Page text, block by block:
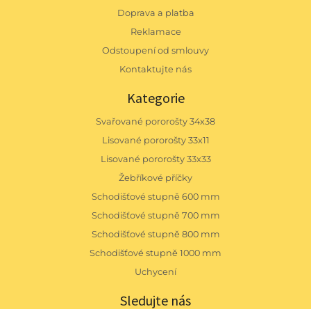
Doprava a platba
Reklamace
Odstoupení od smlouvy
Kontaktujte nás
Kategorie
Svařované pororošty 34x38
Lisované pororošty 33x11
Lisované pororošty 33x33
Žebříkové příčky
Schodišťové stupně 600 mm
Schodišťové stupně 700 mm
Schodišťové stupně 800 mm
Schodišťové stupně 1000 mm
Uchycení
Sledujte nás